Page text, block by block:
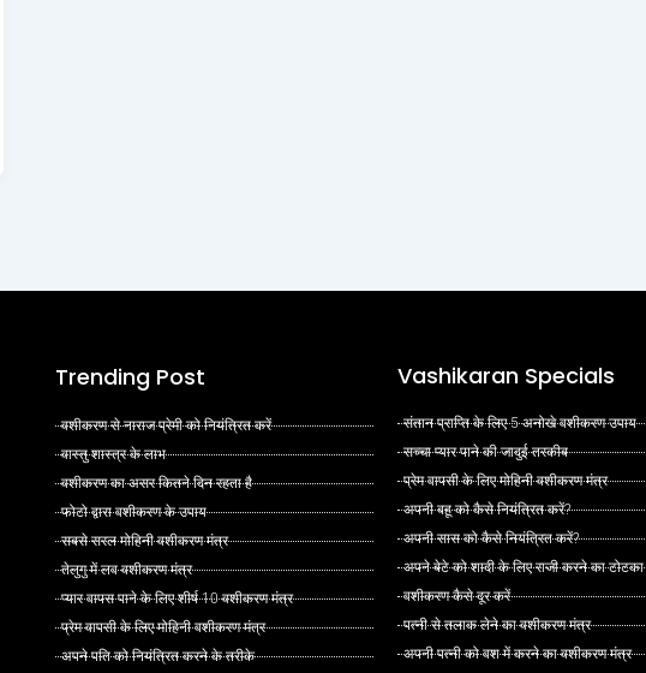
Trending Post
वशीकरण से नाराज प्रेमी को नियंत्रित करें
वास्तु शास्त्र के लाभ
वशीकरण का असर कितने दिन रहता है
फोटो द्वारा वशीकरण के उपाय
सबसे सरल मोहिनी वशीकरण मंत्र
तेलुगु में लव वशीकरण मंत्र
प्यार वापस पाने के लिए शीर्ष 10 वशीकरण मंत्र
प्रेम वापसी के लिए मोहिनी वशीकरण मंत्र
अपने पति को नियंत्रित करने के तरीके
Vashikaran Specials
संतान प्राप्ति के लिए 5 अनोखे वशीकरण उपाय
सच्चा प्यार पाने की जादुई तरकीब
प्रेम वापसी के लिए मोहिनी वशीकरण मंत्र
अपनी बहू को कैसे नियंत्रित करें?
अपनी सास को कैसे नियंत्रित करें?
अपने बेटे को शादी के लिए राजी करने का टोटका
वशीकरण कैसे दूर करें
पत्नी से तलाक लेने का वशीकरण मंत्र
अपनी पत्नी को वश में करने का वशीकरण मंत्र